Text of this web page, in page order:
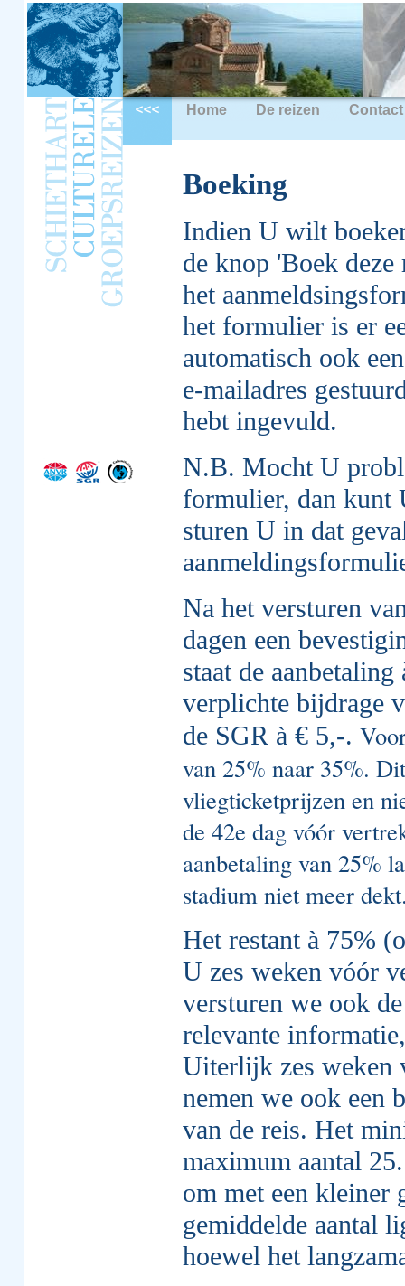
Home De reizen Contact
Boeking
Indien U wilt
de knop 'Boek
het
het formulier is er
automatisch ook
e-mailadres
hebt ingevuld.
N.B. Mocht U
formulier, dan kunt
sturen U in dat
Na het versturen
dagen een
staat de
verplichte bijdrage
de SGR à € 5,-.
van 25% naar 35%.
vliegticketprijzen en
de 42e dag vóór
aanbetaling van 25%
stadium niet meer
Het restant à 75%
U zes weken vóór
versturen we ook
relevante
Uiterlijk zes weken
nemen we ook een
van de reis. Het
maximum aantal
om met een kleiner
gemiddelde aantal
hoewel het